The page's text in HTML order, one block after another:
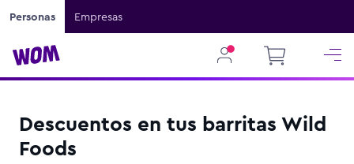
Personas Empresas
Descuentos en tus barritas Wild
Foods